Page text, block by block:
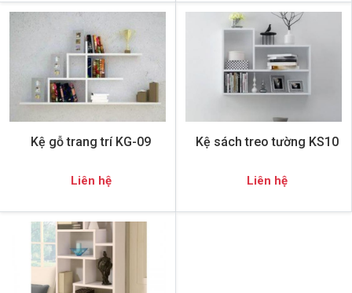
Kệ gỗ trang trí KG-09
Liên hệ
Kệ sách treo tường KS10
Liên hệ